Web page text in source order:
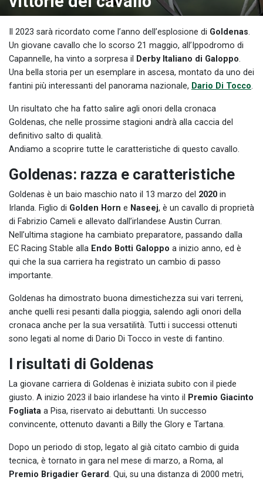
Il 2023 sarà ricordato come l’anno dell’esplosione di Goldenas.
Un giovane cavallo che lo scorso 21 maggio, all’Ippodromo di
Capannelle, ha vinto a sorpresa il
Derby Italiano di Galoppo.
Una bella storia per un esemplare in ascesa, montato da uno dei
fantini più interessanti del panorama nazionale, Dario Di Tocco.
Un risultato che ha fatto salire agli onori della cronaca
Goldenas, che nelle prossime stagioni andrà alla caccia del
definitivo salto di qualità.
Andiamo a scoprire tutte le caratteristiche di questo cavallo.
Goldenas: razza e caratteristiche
Goldenas è un baio maschio nato il 13 marzo del 2020 in
Irlanda. Figlio di Golden Horn e Naseej, è un cavallo di proprietà
di Fabrizio Cameli e allevato dall’irlandese Austin Curran.
Nell’ultima stagione ha cambiato preparatore, passando dalla
EC Racing Stable alla Endo Botti Galoppo a inizio anno, ed è
qui che la sua carriera ha registrato un cambio di passo
importante.
Goldenas ha dimostrato buona dimestichezza sui vari terreni,
anche quelli resi pesanti dalla pioggia, salendo agli onori della
cronaca anche per la sua versatilità. Tutti i successi ottenuti
sono legati al nome di Dario Di Tocco in veste di fantino.
I risultati di Goldenas
La giovane carriera di Goldenas è iniziata subito con il piede
giusto. A inizio 2023 il baio irlandese ha vinto il
Premio Giacinto
Fogliata a Pisa, riservato ai debuttanti. Un successo
convincente, ottenuto davanti a Billy the Glory e Tartana.
Dopo un periodo di stop, legato al già citato cambio di guida
tecnica, è tornato in gara nel mese di marzo, a Roma, al
Premio Brigadier Gerard. Qui, su una distanza di 2000 metri,